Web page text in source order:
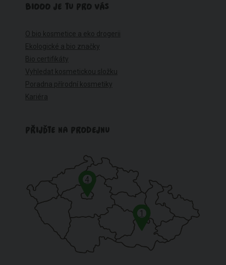
BIOOO JE TU PRO VÁS
O bio kosmetice a eko drogerii
Ekologické a bio značky
Bio certifikáty
Vyhledat kosmetickou složku
Poradna přírodní kosmetiky
Kariéra
PŘIJĎTE NA PRODEJNU
1
4